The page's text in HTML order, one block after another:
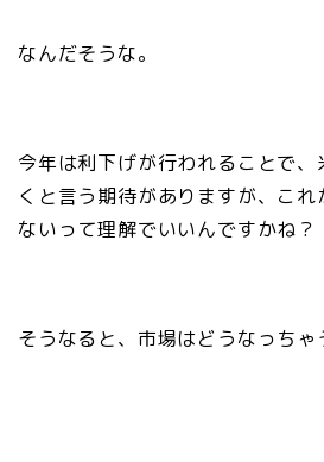
なんだそうな。
今年は利下げが行われることで
くと言う期待がありますが、こ
ないって理解でいいんですかね？
そうなると、市場はどうなっちゃ